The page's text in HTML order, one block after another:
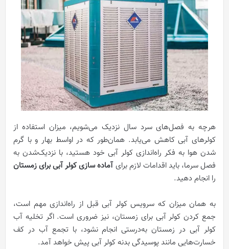
هرچه به فصل‌های سرد سال نزدیک می‌شویم، میزان استفاده از
کولرهای آبی کاهش می‌یابد. همان‌طور که در اواسط بهار و با گرم‌
شدن هوا به فکر راه‌اندازی کولر آبی خود هستید، با نزدیک‌شدن به
فصل سرما، باید اقدامات لازم برایآماده سازی کولر آبی برای زمستان
را انجام دهید.
به همان میزان که سرویس کولر آبی قبل از راه‌اندازی مهم است،
جمع کردن کولر آبی برای زمستان، نیز ضروری است. اگر تخلیه آب
کولر آبی در زمستان به‌درستی انجام نشود، با تجمع آب در کف
خسارت‌هایی مانند پوسیدگی بدنه کولر آبی پیش خواهد آمد.